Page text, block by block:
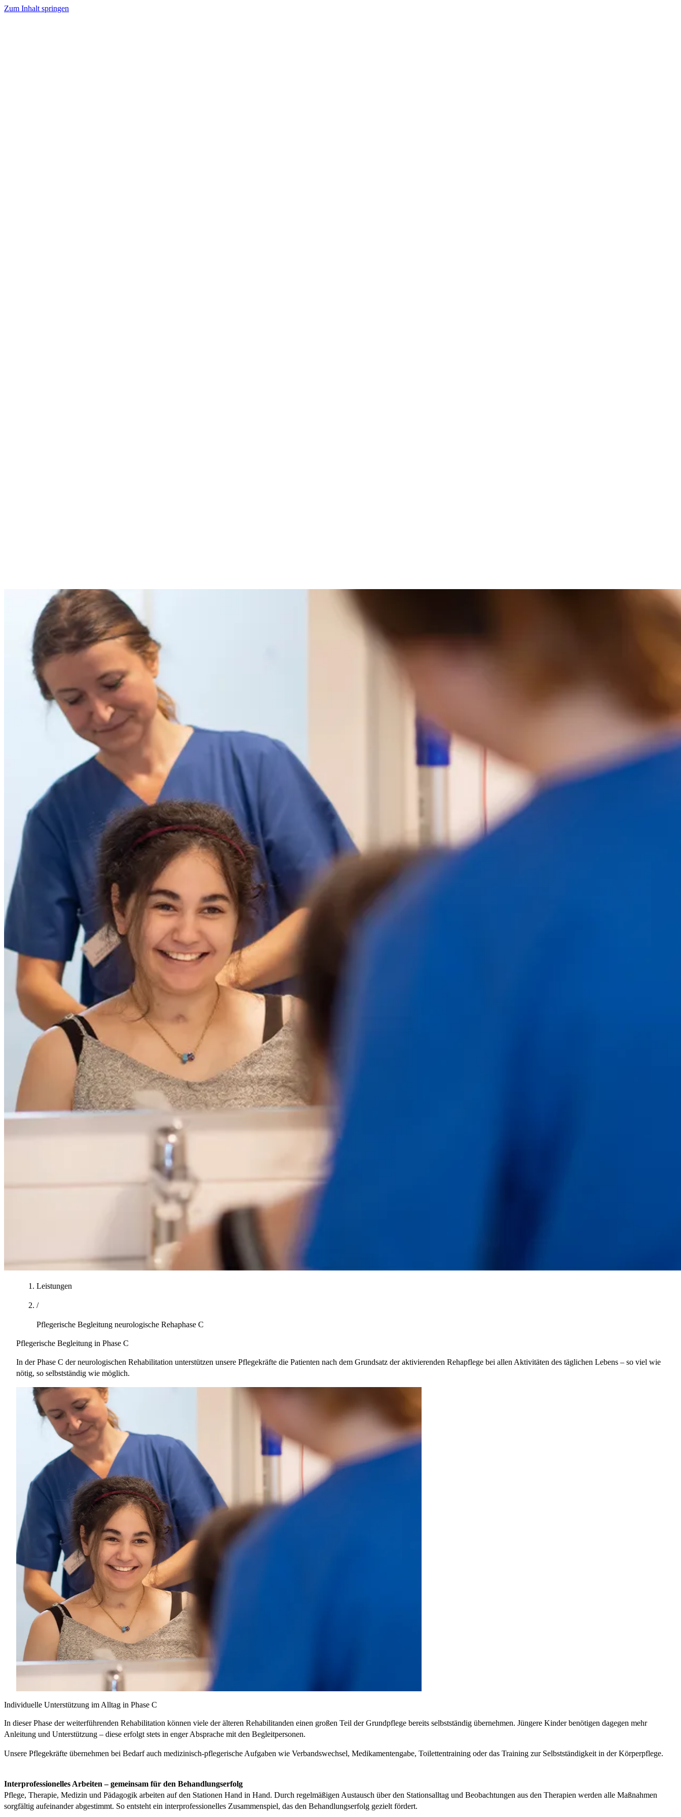
Zum Inhalt springen
Leistungen
/
Pflegerische Begleitung neurologische Rehaphase C
Pflegerische Begleitung in Phase C
In der Phase C der neurologischen Rehabilitation unterstützen unsere Pflegekräfte die Patienten nach dem Grundsatz der aktivierenden Rehapflege bei allen Aktivitäten des täglichen Lebens – so viel wie
nötig, so selbstständig wie möglich.
Individuelle Unterstützung im Alltag in Phase C
In dieser Phase der weiterführenden Rehabilitation können viele der älteren Rehabilitanden einen großen Teil der Grundpflege bereits selbstständig übernehmen. Jüngere Kinder benötigen dagegen mehr
Anleitung und Unterstützung – diese erfolgt stets in enger Absprache mit den Begleitpersonen.
Unsere Pflegekräfte übernehmen bei Bedarf auch medizinisch-pflegerische Aufgaben wie Verbandswechsel, Medikamentengabe, Toilettentraining oder das Training zur Selbstständigkeit in der Körperpflege.
Interprofessionelles Arbeiten – gemeinsam für den Behandlungserfolg
Pflege, Therapie, Medizin und Pädagogik arbeiten auf den Stationen Hand in Hand. Durch regelmäßigen Austausch über den Stationsalltag und Beobachtungen aus den Therapien werden alle Maßnahmen
sorgfältig aufeinander abgestimmt. So entsteht ein interprofessionelles Zusammenspiel, das den Behandlungserfolg gezielt fördert.